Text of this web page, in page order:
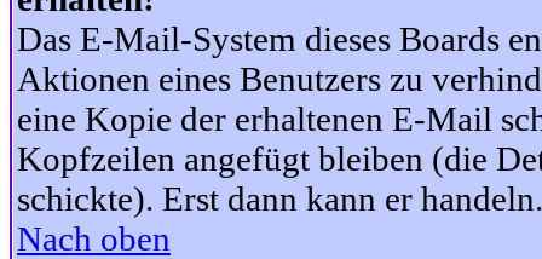
Das E-Mail-System dieses Boards
Aktionen eines Benutzers zu
eine Kopie der erhaltenen E-Mail
Kopfzeilen angefügt bleiben (die
schickte). Erst dann kann er handeln.
Nach oben